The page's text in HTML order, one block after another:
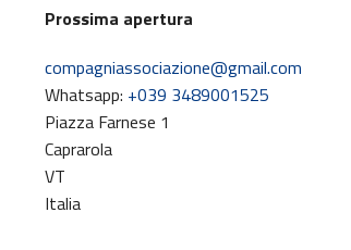
Prossima apertura
compagniassociazione@gmail.com
Whatsapp: +039 3489001525
Piazza Farnese 1
Caprarola
VT
Italia